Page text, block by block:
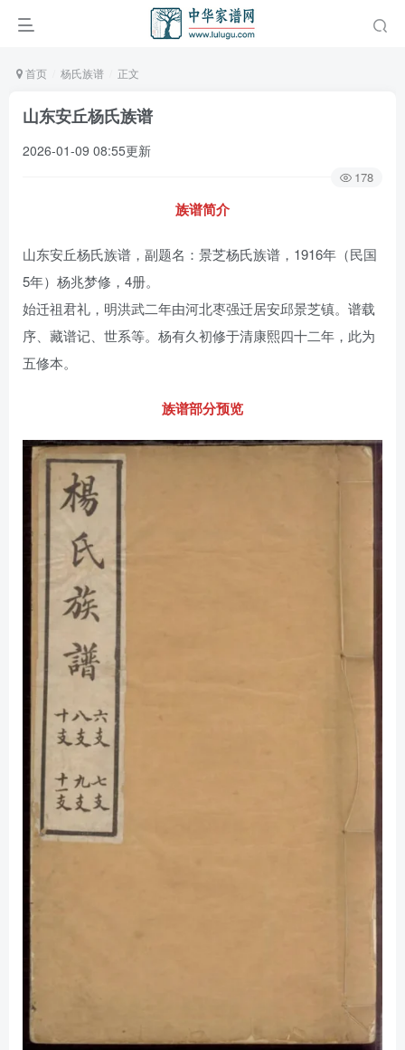
首页 杨氏族谱 正文
山东安丘杨氏族谱
2026-01-09 08:55更新
178
族谱简介
山东安丘杨氏族谱，副题名：景芝杨氏族谱，1916年（民国
5年）杨兆梦修，4册。
始迁祖君礼，明洪武二年由河北枣强迁居安邱景芝镇。谱载
序、藏谱记、世系等。杨有久初修于清康熙四十二年，此为
五修本。
族谱部分预览